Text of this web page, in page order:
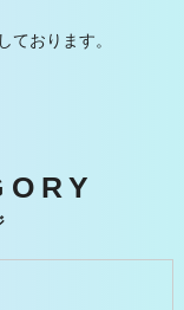
おります。